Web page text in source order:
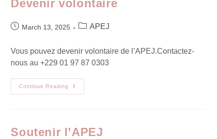
Devenir volontaire
March 13, 2025 APEJ
Vous pouvez devenir volontaire de l’APEJ.Contactez-
nous au +229 01 97 87 0303
Continue Reading
Soutenir l’APEJ